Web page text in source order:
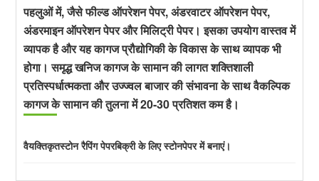
पहलुओं में, जैसे फील्ड ऑपरेशन पेपर, अंडरवाटर ऑपरेशन पेपर,
अंडरमाइन ऑपरेशन पेपर और मिलिट्री पेपर। इसका उपयोग वास्तव में
व्यापक है और यह कागज प्रौद्योगिकी के विकास के साथ व्यापक भी
होगा। समृद्ध खनिज कागज के सामान की लागत शक्तिशाली
प्रतिस्पर्धात्मकता और उज्ज्वल बाजार की संभावना के साथ वैकल्पिक
कागज के सामान की तुलना में 20-30 प्रतिशत कम है।
वैयक्तिकृतस्टोन रैपिंग पेपरबिक्री के लिए स्टोनपेपर में बनाएं।